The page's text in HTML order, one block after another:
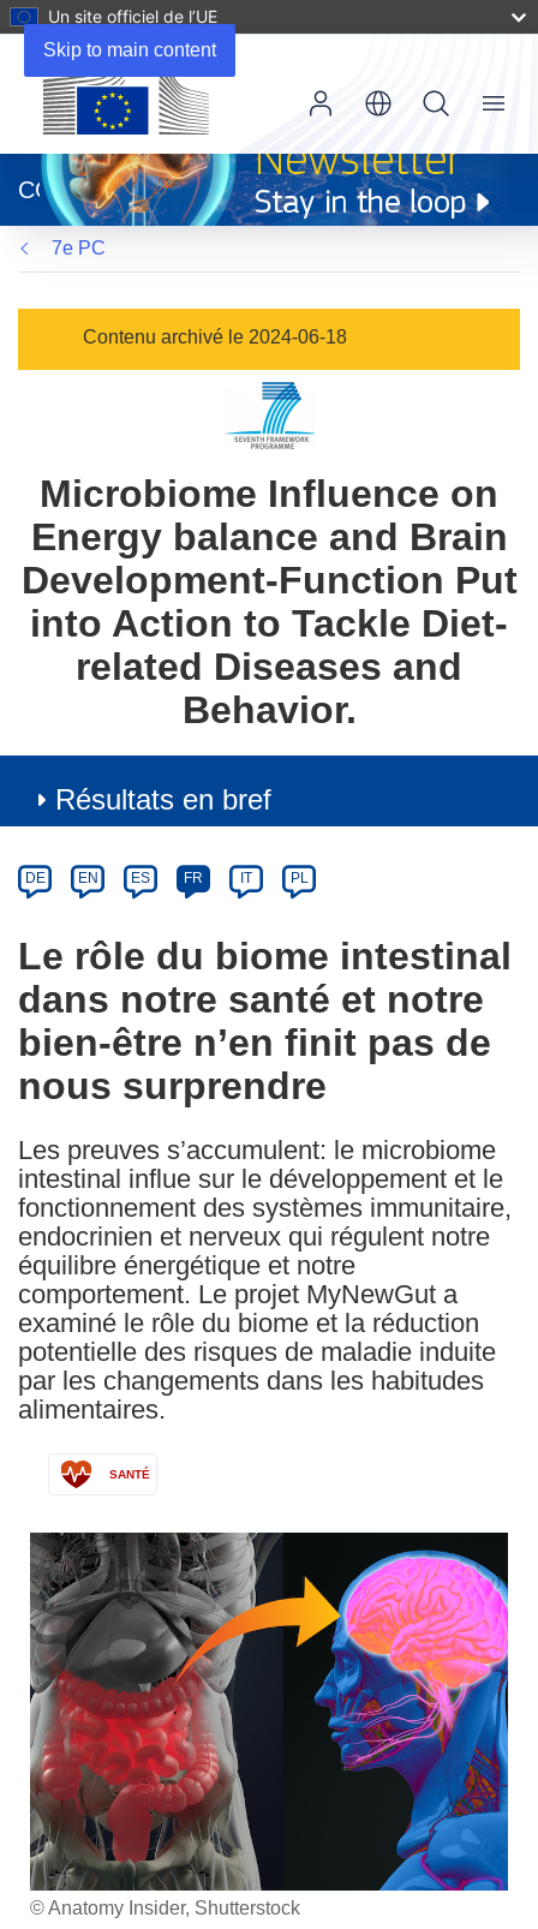
Skip to main content
Un site officiel de l’UE
dans
une
nouvelle
fenêtre)
CORDIS
Menu
7e PC
Contenu archivé le 2024-06-18
Microbiome Influence on
Energy balance and Brain
Development-Function Put
into Action to Tackle Diet-
related Diseases and
Behavior.
Résultats en bref
Category
Article
available
the
following
languages:
DE EN ES FR IT PL
Le rôle du biome intestinal
dans notre santé et notre
bien-être n’en finit pas de
nous surprendre
Les preuves s’accumulent: le microbiome
intestinal influe sur le développement et le
fonctionnement des systèmes immunitaire,
endocrinien et nerveux qui régulent notre
équilibre énergétique et notre
comportement. Le projet MyNewGut a
examiné le rôle du biome et la réduction
potentielle des risques de maladie induite
par les changements dans les habitudes
alimentaires.
SANTÉ
© Anatomy Insider, Shutterstock